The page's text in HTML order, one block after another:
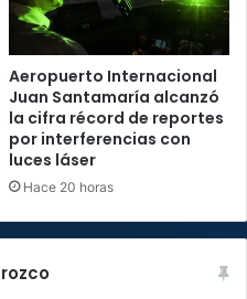
Aeropuerto Internacional
Juan Santamaría alcanzó
la cifra récord de reportes
por interferencias con
luces láser
Hace 20 horas